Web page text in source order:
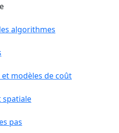
algorithmes
modèles de coût
spatiale
pas